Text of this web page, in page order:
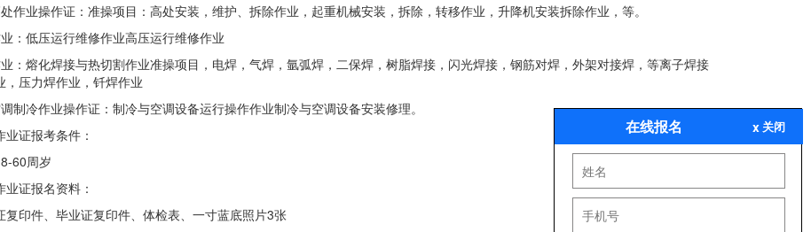
作业操作证：准操项目：高处安装，维护、拆除作业，起重机械安装，拆除，转移作业，升降机安装拆除作业，等。
：低压运行维修作业高压运行维修作业
：熔化焊接与热切割作业准操项目，电焊，气焊，氩弧焊，二保焊，树脂焊接，闪光焊接，钢筋对焊，外架对接焊，等离子焊接
，压力焊作业，钎焊作业
制冷作业操作证：制冷与空调设备运行操作作业制冷与空调设备安装修理。
业证报考条件：
60周岁
业证报名资料：
复印件、毕业证复印件、体检表、一寸蓝底照片3张
在线报名 关闭
x